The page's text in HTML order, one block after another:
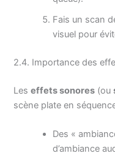
Fais un scan
visuel pour
2.4. Importance des
Leseffets sonores (ou
scène plate en
Des «
d’ambiance